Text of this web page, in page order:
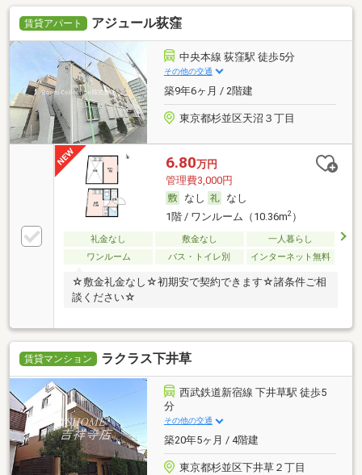
賃貸アパート アジュール荻窪
中央本線 荻窪駅 徒歩5分
その他の交通
築9年6ヶ月 / 2階建
東京都杉並区天沼３丁目
6.80万円
管理費3,000円
なし
なし
1階 / ワンルーム（10.36m2）
礼金なし 敷金なし
一人暮らし
ワンルーム
バス・トイレ別 インターネット無料
☆敷金礼金なし☆初期安で契約できます☆諸条件ご相
談ください☆
賃貸マンション ラクラス下井草
西武鉄道新宿線 下井草駅 徒歩5
分
その他の交通
築20年5ヶ月 / 4階建
東京都杉並区下井草２丁目